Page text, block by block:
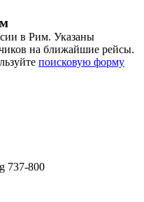
в Рим. Указаны
на ближайшие рейсы.
поисковую форму
737-800